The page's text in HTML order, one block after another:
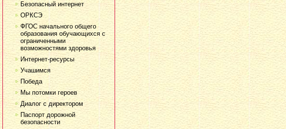
Безопасный интернет
ОРКСЭ
ФГОС начального общего
образования обучающихся с
ограниченными
возможностями здоровья
Интернет-ресурсы
Учашимся
Победа
Мы потомки героев
Диалог с директором
Паспорт дорожной
безопасности